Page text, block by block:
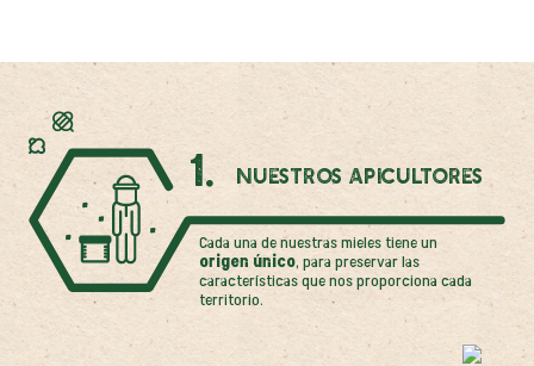
1. Nuestros apicultores
Cada una de nuestras mieles tiene un
origen único, para preservar las
características que nos proporciona cada
territorio.